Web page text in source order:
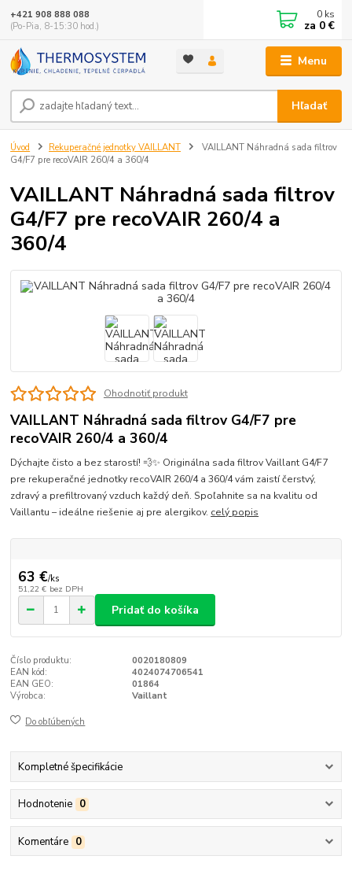
Menu
Hľadať
+421 908 888 088
(Po-Pia, 8-15:30 hod.)
0 ks
za 0 €
Úvod Rekuperačné jednotky VAILLANT
VAILLANT Náhradná sada filtrov
G4/F7 pre recoVAIR 260/4 a 360/4
VAILLANT Náhradná sada filtrov
G4/F7 pre recoVAIR 260/4 a
360/4
Ohodnotiť produkt
VAILLANT Náhradná sada filtrov G4/F7 pre
recoVAIR 260/4 a 360/4
Dýchajte čisto a bez starostí! 💨✨ Originálna sada filtrov Vaillant G4/F7
pre rekuperačné jednotky recoVAIR 260/4 a 360/4 vám zaistí čerstvý,
zdravý a prefiltrovaný vzduch každý deň. Spoľahnite sa na kvalitu od
Vaillantu – ideálne riešenie aj pre alergikov. celý popis
63 €/ks
51,22 € bez DPH
Pridať do košíka
Číslo produktu:
0020180809
EAN kód:
4024074706541
EAN GEO:
01864
Výrobca:
Vaillant
Do obľúbených
Kompletné špecifikácie
Hodnotenie 0
Komentáre 0